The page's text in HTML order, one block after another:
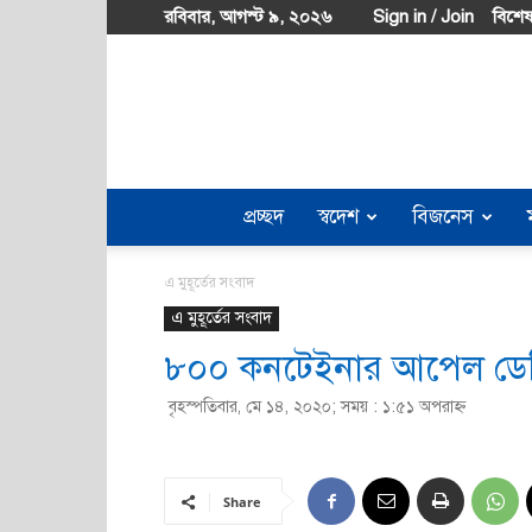
রবিবার, আগস্ট ৯, ২০২৬ Sign in / Join
প্রচ্ছদ স্বদেশ বিজনেস
এ মুহূর্তের সংবাদ
এ মুহূর্তের সংবাদ
৮০০ কনটেইনার আপেল
বৃহস্পতিবার, মে ১৪, ২০২০; সময় : ১:৫১ অপরাহ্ণ
Share